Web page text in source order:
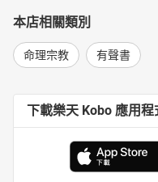
EP.43 妓女對照法利賽人西門
EP.44 一群幫助耶穌和門徒
EP.45 有耳朵的，都要聽耶穌
EP.46 真實的信仰有如撒種一
EP.48 誰是我們的母親和兄弟
EP.50 也有不喜歡耶穌停留
EP.51 也有不喜歡耶穌停留
EP.52 耶穌治好會堂主管葉
本店相關類別
命理宗教 有聲書
下載樂天 Kobo 應用程